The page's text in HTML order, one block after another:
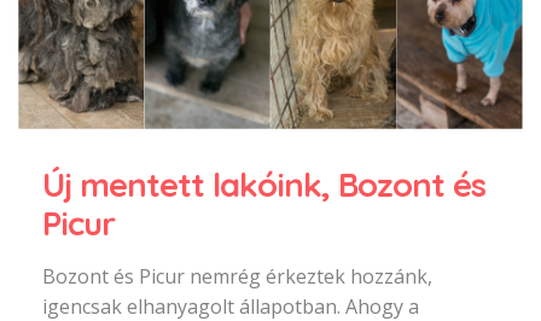
Új mentett lakóink, Bozont és
Picur
Bozont és Picur nemrég érkeztek hozzánk,
igencsak elhanyagolt állapotban. Ahogy a